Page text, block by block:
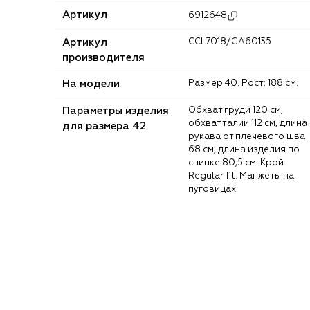
Артикул 6912648
Артикул
производителя
CCL7018/GA60135
На модели Размер 40. Рост: 188 см.
Параметры изделия
для размера 42
Обхват груди 120 см,
обхват талии 112 см, длина
рукава от плечевого шва
68 см, длина изделия по
спинке 80,5 см. Крой
Regular fit. Манжеты на
пуговицах.